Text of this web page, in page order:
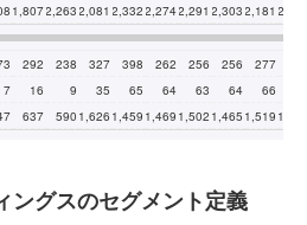
1,8072,263 2,081 2,332 2,2742,291 2,303 2,181
292 238 327 398 262 256 256 277
7 16 9 35 65 64 63 64 66
637 590 1,626 1,459 1,469 1,502 1,465 1,519
ングスのセグメント定義